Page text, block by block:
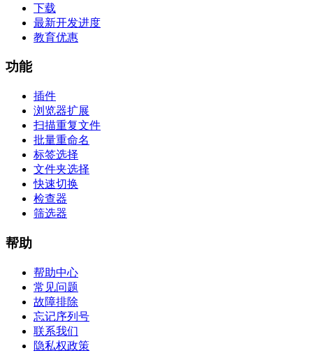
下载
最新开发进度
教育优惠
功能
插件
浏览器扩展
扫描重复文件
批量重命名
标签选择
文件夹选择
快速切换
检查器
筛选器
帮助
帮助中心
常见问题
故障排除
忘记序列号
联系我们
隐私权政策